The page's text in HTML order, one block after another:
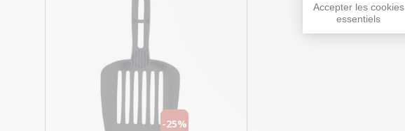
Accepter les cookies
essentiels
-25%